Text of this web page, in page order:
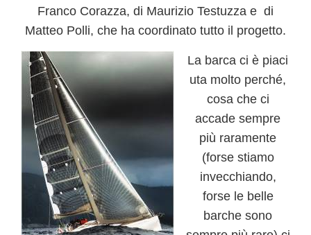
Franco Corazza, di Maurizio Testuzza e di
Matteo Polli, che ha coordinato tutto il progetto.
La barca ci è piaci
uta molto perché,
cosa che ci
accade sempre
più raramente
(forse stiamo
invecchiando,
forse le belle
barche sono